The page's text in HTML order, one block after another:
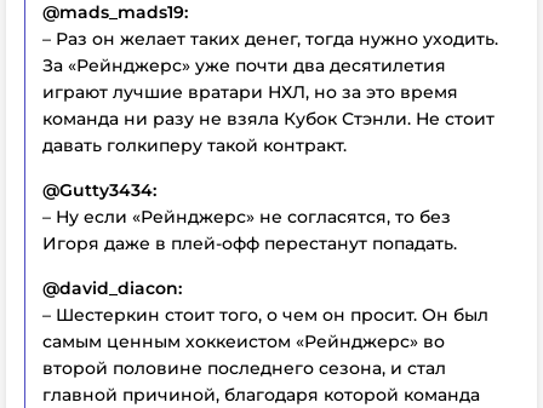
@mads_mads19:
– Раз он желает таких денег, тогда нужно уходить.
За «Рейнджерс» уже почти два десятилетия
играют лучшие вратари НХЛ, но за это время
команда ни разу не взяла Кубок Стэнли. Не стоит
давать голкиперу такой контракт.
@Gutty3434:
– Ну если «Рейнджерс» не согласятся, то без
Игоря даже в плей-офф перестанут попадать.
@david_diacon:
– Шестеркин стоит того, о чем он просит. Он был
самым ценным хоккеистом «Рейнджерс» во
второй половине последнего сезона, и стал
главной причиной, благодаря которой команда